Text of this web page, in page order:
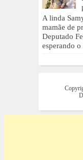
A linda
mamãe de
Deputado
esperando